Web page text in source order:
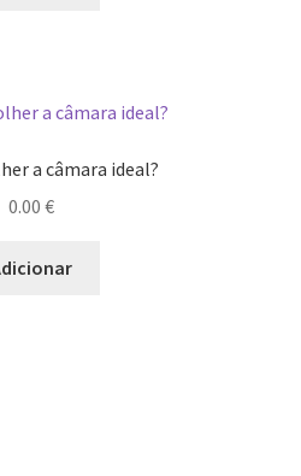
a câmara ideal?
0.00 €